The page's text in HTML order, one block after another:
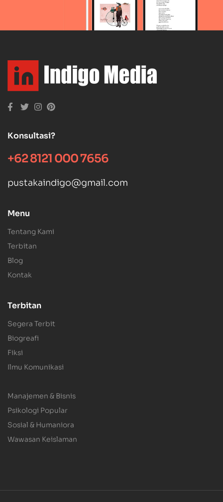
Konsultasi?
+62 8121 000 7656
pustakaindigo@gmail.com
Menu
Tentang Kami
Terbitan
Blog
Kontak
Terbitan
Segera Terbit
Biogreafi
Fiksi
Ilmu Komunikasi
Manajemen & Bisnis
Psikologi Popular
Sosial & Humaniora
Wawasan Keislaman